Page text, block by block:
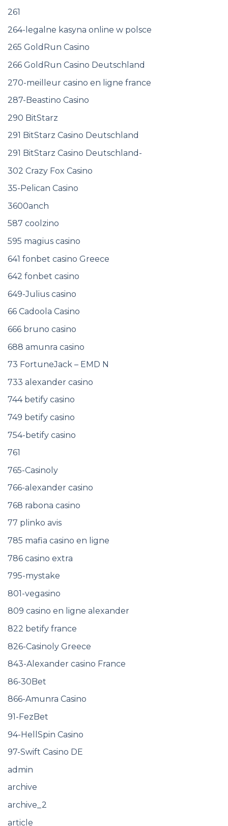
261
264-legalne kasyna online w polsce
265 GoldRun Casino
266 GoldRun Casino Deutschland
270-meilleur casino en ligne france
287-Beastino Casino
290 BitStarz
291 BitStarz Casino Deutschland
291 BitStarz Casino Deutschland-
302 Crazy Fox Casino
35-Pelican Casino
3600anch
587 coolzino
595 magius casino
641 fonbet casino Greece
642 fonbet casino
649-Julius casino
66 Cadoola Casino
666 bruno casino
688 amunra casino
73 FortuneJack – EMD N
733 alexander casino
744 betify casino
749 betify casino
754-betify casino
761
765-Casinoly
766-alexander casino
768 rabona casino
77 plinko avis
785 mafia casino en ligne
786 casino extra
795-mystake
801-vegasino
809 casino en ligne alexander
822 betify france
826-Casinoly Greece
843-Alexander casino France
86-30Bet
866-Amunra Casino
91-FezBet
94-HellSpin Casino
97-Swift Casino DE
admin
archive
archive_2
article